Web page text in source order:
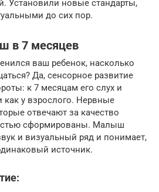
Установили новые стандарты,
до сих пор.
в 7 месяцев
ваш ребенок, насколько
Да, сенсорное развитие
к 7 месяцам его слух и
как у взрослого. Нервные
отвечают за качество
сформированы. Малыш
и визуальный ряд и понимает,
источник.